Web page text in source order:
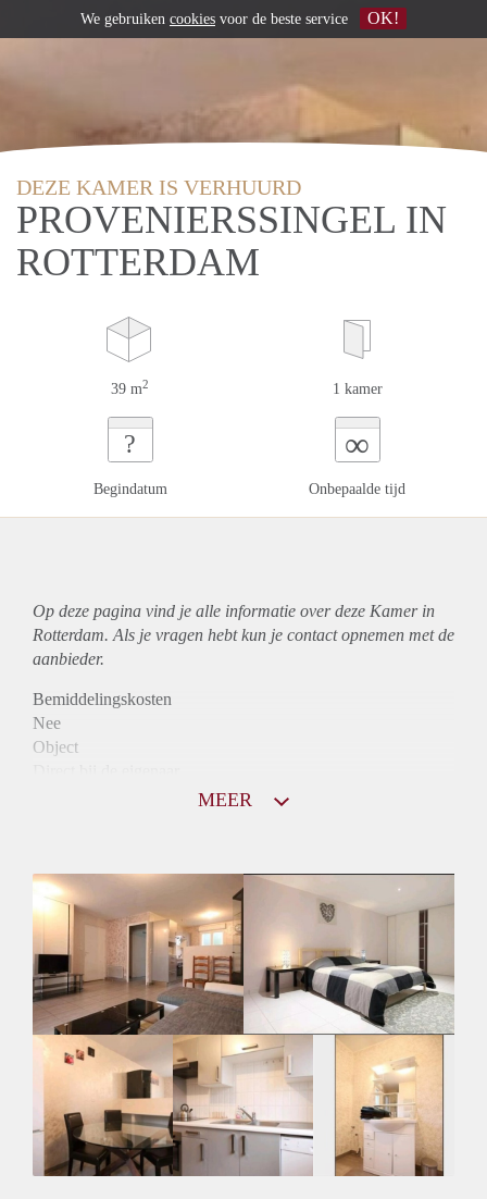
DEZE KAMER IS VERHUURD
PROVENIERSSINGEL IN
ROTTERDAM
39 m2 1 kamer
?
Begindatum
∞
Onbepaalde tijd
Op deze pagina vind je alle informatie over deze Kamer in
Rotterdam. Als je vragen hebt kun je contact opnemen met de
aanbieder.
Bemiddelingskosten
Nee
Object
Huurtoeslag
Mogelijk
Inkomen eis
2,6 X De bruto huur
Huurtermijn
Onbepaalde termijn
Oplevering
Gestoffeerd
MEER
We gebruiken cookies voor de beste service OK!